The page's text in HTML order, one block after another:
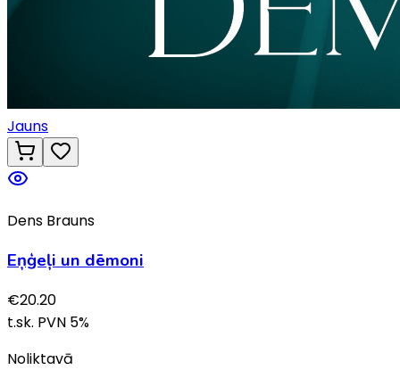
Jauns
Dens Brauns
Eņģeļi un dēmoni
€20.20
t.sk. PVN 5%
Noliktavā